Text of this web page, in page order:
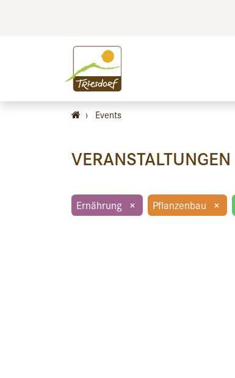
› Events
VERANSTALTUNGEN
Ernährung × Pflanzenbau ×